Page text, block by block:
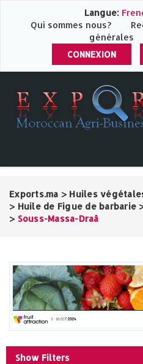
Langue:
Qui sommes nous?
générales
CONNEXION
Exports.ma > Huiles
> Huile de Figue de barbarie
> Souss-Massa-Draâ
Show Filters